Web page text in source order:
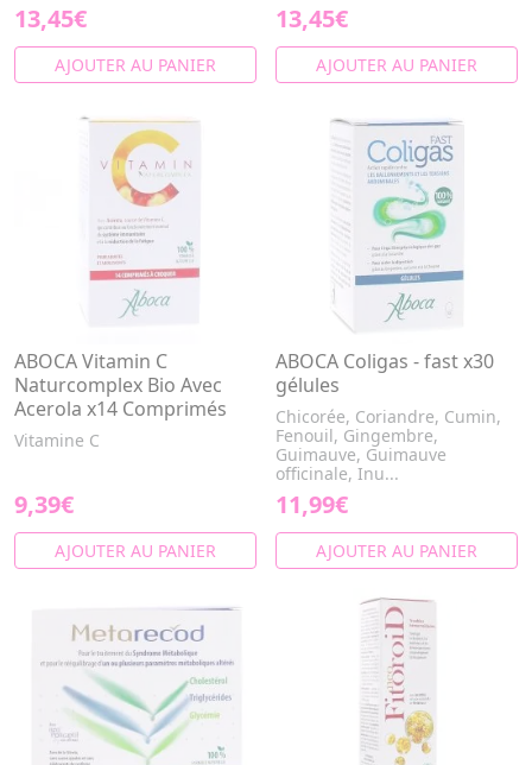
13,45€
AJOUTER AU PANIER
13,45€
AJOUTER AU PANIER
ABOCA Vitamin C
Naturcomplex Bio Avec
Acerola x14 Comprimés
Vitamine C
9,39€
AJOUTER AU PANIER
ABOCA Coligas - fast x30
gélules
Chicorée, Coriandre, Cumin,
Fenouil, Gingembre,
Guimauve, Guimauve
officinale, Inu...
11,99€
AJOUTER AU PANIER